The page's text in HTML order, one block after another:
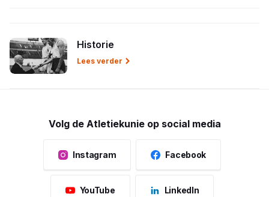
Historie
Lees verder
Volg de Atletiekunie op social media
Instagram Facebook
YouTube LinkedIn